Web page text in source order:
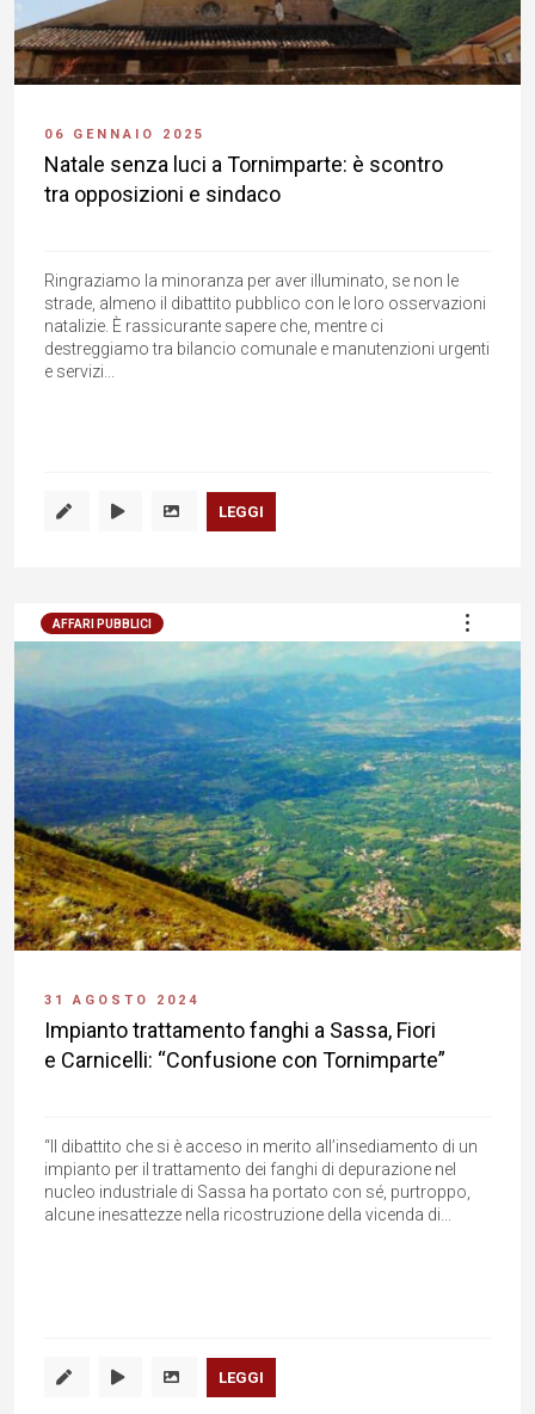
06 GENNAIO 2025
Natale senza luci a Tornimparte: è scontro
tra opposizioni e sindaco
Ringraziamo la minoranza per aver illuminato, se non le
strade, almeno il dibattito pubblico con le loro osservazioni
natalizie. È rassicurante sapere che, mentre ci
destreggiamo tra bilancio comunale e manutenzioni urgenti
e servizi...
LEGGI
AFFARI PUBBLICI
31 AGOSTO 2024
Impianto trattamento fanghi a Sassa, Fiori
e Carnicelli: “Confusione con Tornimparte”
“Il dibattito che si è acceso in merito all’insediamento di un
impianto per il trattamento dei fanghi di depurazione nel
nucleo industriale di Sassa ha portato con sé, purtroppo,
alcune inesattezze nella ricostruzione della vicenda di...
LEGGI